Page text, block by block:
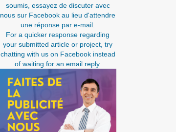
soumis, essayez de discuter avec
nous sur Facebook au lieu d'attendre
une réponse par e-mail.
For a quicker response regarding
your submitted article or project, try
chatting with us on Facebook instead
of waiting for an email reply.